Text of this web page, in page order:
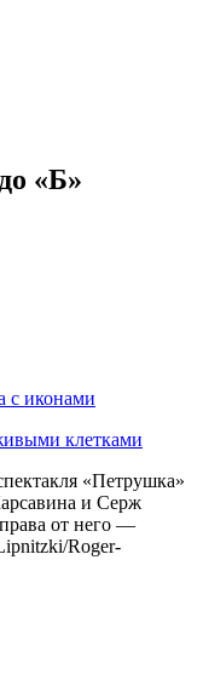
«Б»
с иконами
клетками
«Петрушка»
и Серж
от него —
Roger-